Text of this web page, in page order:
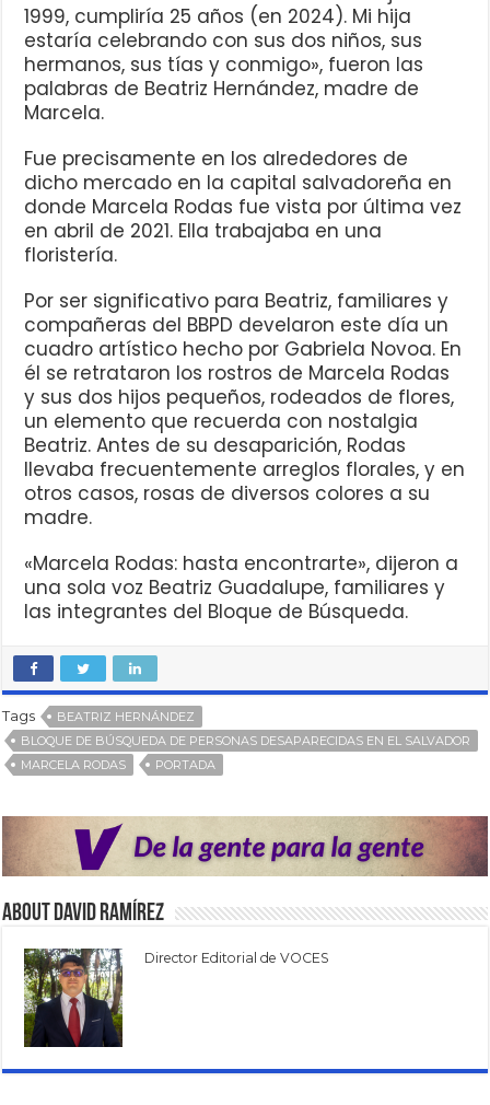
1999, cumpliría 25 años (en 2024). Mi hija
estaría celebrando con sus dos niños, sus
hermanos, sus tías y conmigo», fueron las
palabras de Beatriz Hernández, madre de
Marcela.
Fue precisamente en los alrededores de
dicho mercado en la capital salvadoreña en
donde Marcela Rodas fue vista por última vez
en abril de 2021. Ella trabajaba en una
floristería.
Por ser significativo para Beatriz, familiares y
compañeras del BBPD develaron este día un
cuadro artístico hecho por Gabriela Novoa. En
él se retrataron los rostros de Marcela Rodas
y sus dos hijos pequeños, rodeados de flores,
un elemento que recuerda con nostalgia
Beatriz. Antes de su desaparición, Rodas
llevaba frecuentemente arreglos florales, y en
otros casos, rosas de diversos colores a su
madre.
«Marcela Rodas: hasta encontrarte», dijeron a
una sola voz Beatriz Guadalupe, familiares y
las integrantes del Bloque de Búsqueda.
Tags
BEATRIZ HERNÁNDEZ
BLOQUE DE BÚSQUEDA DE PERSONAS DESAPARECIDAS EN EL SALVADOR
MARCELA RODAS
PORTADA
About David Ramírez
Director Editorial de VOCES